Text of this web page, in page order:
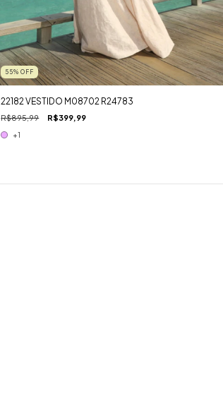
55%OFF
22182 VESTIDO M08702 R24783
R$895,99 R$399,99
+1